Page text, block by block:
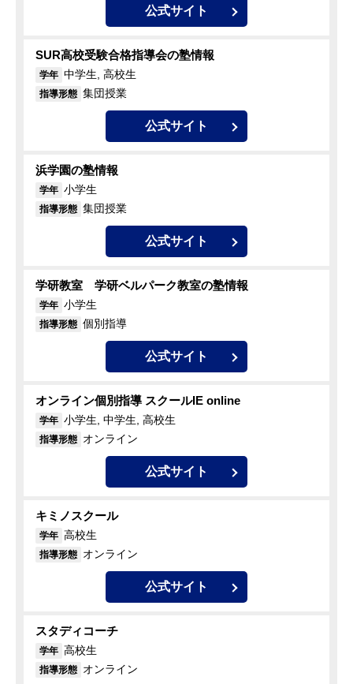
公式サイト
SUR高校受験合格指導会の塾情報
学年 中学生, 高校生
指導形態 集団授業
公式サイト
浜学園の塾情報
学年 小学生
指導形態 集団授業
公式サイト
学研教室 学研ベルパーク教室の塾情報
学年 小学生
指導形態 個別指導
公式サイト
オンライン個別指導 スクールIE online
学年 小学生, 中学生, 高校生
指導形態 オンライン
公式サイト
キミノスクール
学年 高校生
指導形態 オンライン
公式サイト
スタディコーチ
学年 高校生
指導形態 オンライン